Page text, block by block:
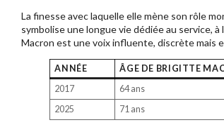
La finesse avec laquelle elle mène son rôle
symbolise une longue vie dédiée au service,
Macron est une voix influente, discrète mais
ANNÉE ÂGE DE BRIGITTE
2017
64 ans
2025
71 ans